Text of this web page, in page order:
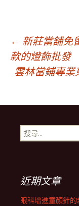
文
章
導
覽
列
← 新莊當舖免
款的燈飾批發
雲林當鋪專業
搜
尋
近期文章
眼科增進童顏針